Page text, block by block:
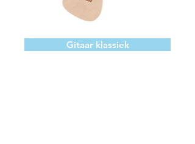
Gitaar klassiek